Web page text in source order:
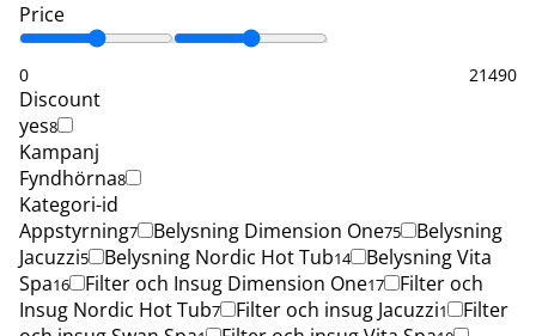
Price
0 21490
Discount
yes8
Kampanj
Fyndhörna8
Kategori-id
Appstyrning7 Belysning Dimension One75
Belysning
Jacuzzi5 Belysning Nordic Hot Tub14
Belysning Vita
Spa16 Filter och Insug Dimension One17
Filter och
Insug Nordic Hot Tub7 Filter och insug Jacuzzi1
Filter